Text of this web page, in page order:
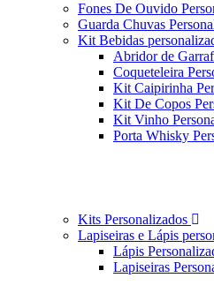
Fones De Ouvido
Guarda Chuvas
Kit Bebidas
Abridor de
Coqueteleira
Kit Caipirinha
Kit De Copos
Kit Vinho
Porta Whisky
Kits Personalizados
Lapiseiras e Lápis
Lápis
Lapiseiras